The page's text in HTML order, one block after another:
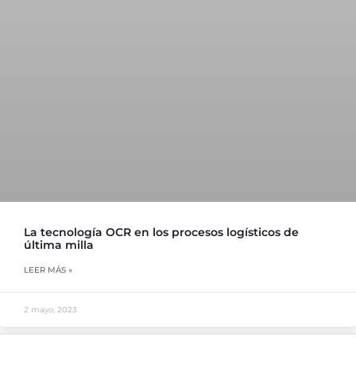
La tecnología OCR en los procesos logísticos de
última milla
LEER MÁS »
2 mayo, 2023